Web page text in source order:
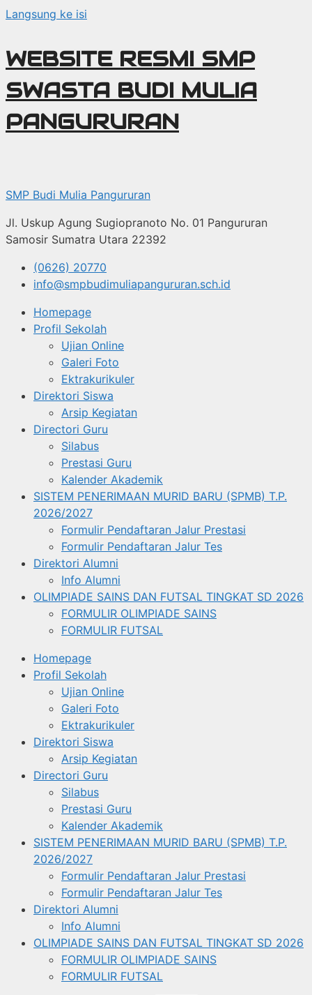
Langsung ke isi
WEBSITE RESMI SMP
SWASTA BUDI MULIA
PANGURURAN
SMP Budi Mulia Pangururan
Jl. Uskup Agung Sugiopranoto No. 01 Pangururan
Samosir Sumatra Utara 22392
(0626) 20770
info@smpbudimuliapangururan.sch.id
Homepage
Profil Sekolah
Ujian Online
Galeri Foto
Ektrakurikuler
Direktori Siswa
Arsip Kegiatan
Directori Guru
Silabus
Prestasi Guru
Kalender Akademik
SISTEM PENERIMAAN MURID BARU (SPMB) T.P.
2026/2027
Formulir Pendaftaran Jalur Prestasi
Formulir Pendaftaran Jalur Tes
Direktori Alumni
Info Alumni
OLIMPIADE SAINS DAN FUTSAL TINGKAT SD 2026
FORMULIR OLIMPIADE SAINS
FORMULIR FUTSAL
Homepage
Profil Sekolah
Ujian Online
Galeri Foto
Ektrakurikuler
Direktori Siswa
Arsip Kegiatan
Directori Guru
Silabus
Prestasi Guru
Kalender Akademik
SISTEM PENERIMAAN MURID BARU (SPMB) T.P.
2026/2027
Formulir Pendaftaran Jalur Prestasi
Formulir Pendaftaran Jalur Tes
Direktori Alumni
Info Alumni
OLIMPIADE SAINS DAN FUTSAL TINGKAT SD 2026
FORMULIR OLIMPIADE SAINS
FORMULIR FUTSAL